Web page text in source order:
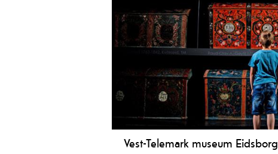
Vest-Telemark museum Eidsborg